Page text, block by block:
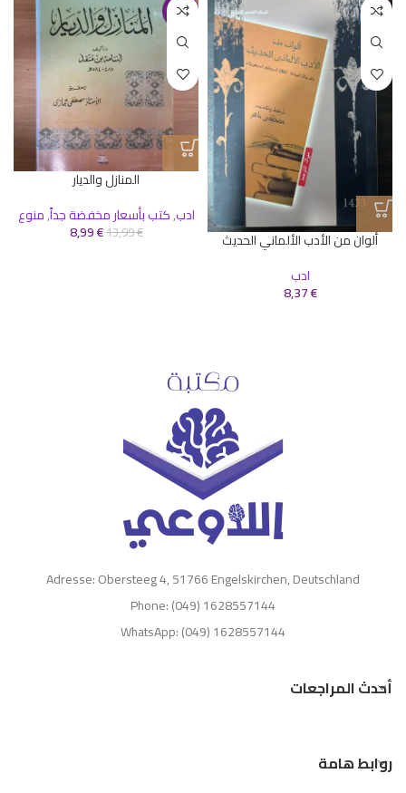
ألوان من الأدب الألماني الحديث
ادب
8,37€
-36%
المنازل والديار
ادب,كتب بأسعار مخفضة جداً,منوع
13,99€
8,99€
Adresse: Obersteeg 4, 51766 Engelskirchen, Deutschland
Phone: (049) 1628557144
WhatsApp: (049) 1628557144
أحدث المراجعات
روابط هامة